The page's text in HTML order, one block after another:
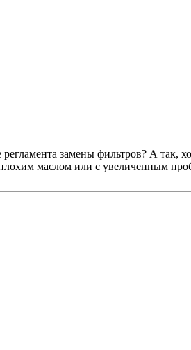
замены фильтров? А так,
маслом или с увеличенным